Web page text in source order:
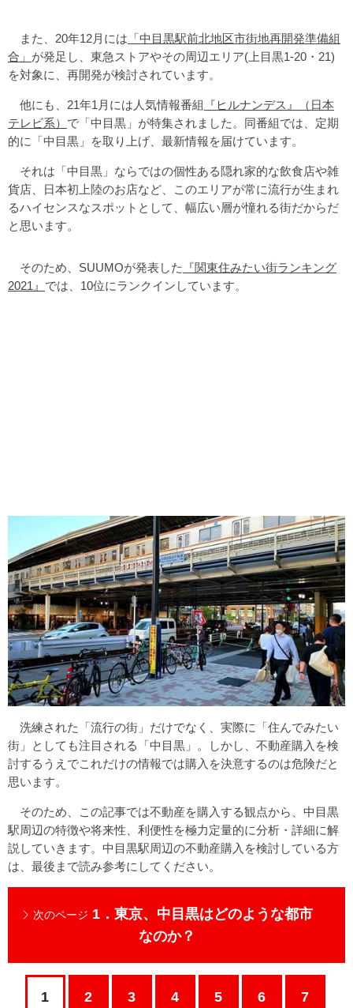
また、20年12月には 「中目黒駅前北地区市街地再開発準備組
合」 が発足し、東急ストアやその周辺エリア(上目黒1-20・21)
を対象に、再開発が検討されています。
他にも、21年1月には人気情報番組
『ヒルナンデス』（日本
テレビ系） で「中目黒」が特集されました。同番組では、定期
的に「中目黒」を取り上げ、最新情報を届けています。
それは「中目黒」ならではの個性ある隠れ家的な飲食店や雑
貨店、日本初上陸のお店など、このエリアが常に流行が生まれ
るハイセンスなスポットとして、幅広い層が憧れる街だからだ
と思います。
そのため、SUUMOが発表した
『関東住みたい街ランキング
2021』 では、10位にランクインしています。
洗練された「流行の街」だけでなく、実際に「住んでみたい
街」としても注目される「中目黒」。しかし、不動産購入を検
討するうえでこれだけの情報では購入を決意するのは危険だと
思います。
そのため、この記事では不動産を購入する観点から、中目黒
駅周辺の特徴や将来性、利便性を極力定量的に分析・詳細に解
説していきます。中目黒駅周辺の不動産購入を検討している方
は、最後まで読み参考にしてください。
次のページ 1．東京、中目黒はどのような都市
なのか？
1 2 3 4 5 6 7